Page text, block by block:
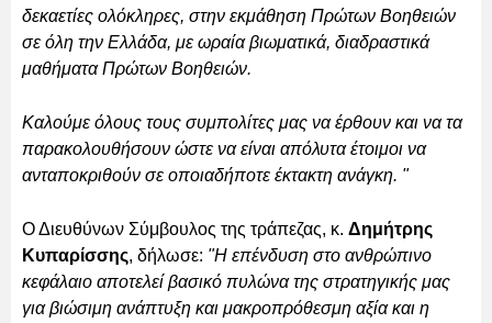
δεκαετίες ολόκληρες, στην εκμάθηση Πρώτων Βοηθειών
σε όλη την Ελλάδα, με ωραία βιωματικά, διαδραστικά
μαθήματα Πρώτων Βοηθειών.
Καλούμε όλους τους συμπολίτες μας να έρθουν και να τα
παρακολουθήσουν ώστε να είναι απόλυτα έτοιμοι να
ανταποκριθούν σε οποιαδήποτε έκτακτη ανάγκη. "
Ο Διευθύνων Σύμβουλος της τράπεζας, κ. Δημήτρης
Κυπαρίσσης, δήλωσε: "Η επένδυση στο ανθρώπινο
κεφάλαιο αποτελεί βασικό πυλώνα της στρατηγικής μας
για βιώσιμη ανάπτυξη και μακροπρόθεσμη αξία και η